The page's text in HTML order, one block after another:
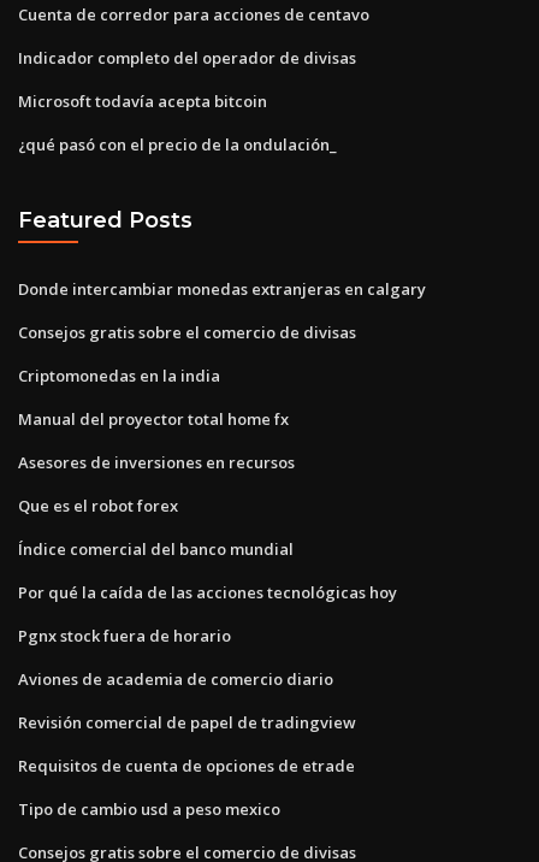
Cuenta de corredor para acciones de centavo
Indicador completo del operador de divisas
Microsoft todavía acepta bitcoin
¿qué pasó con el precio de la ondulación_
Featured Posts
Donde intercambiar monedas extranjeras en calgary
Consejos gratis sobre el comercio de divisas
Criptomonedas en la india
Manual del proyector total home fx
Asesores de inversiones en recursos
Que es el robot forex
Índice comercial del banco mundial
Por qué la caída de las acciones tecnológicas hoy
Pgnx stock fuera de horario
Aviones de academia de comercio diario
Revisión comercial de papel de tradingview
Requisitos de cuenta de opciones de etrade
Tipo de cambio usd a peso mexico
Consejos gratis sobre el comercio de divisas